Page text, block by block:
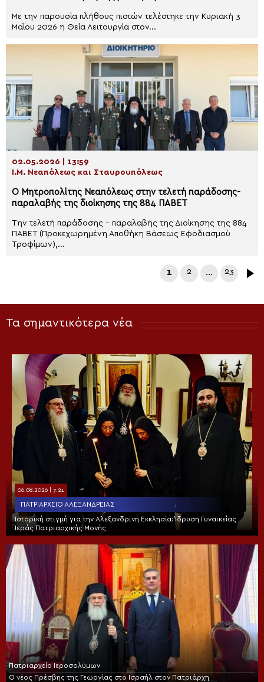
Με την παρουσία πλήθους πιστών τελέστηκε την Κυριακή 3
Μαΐου 2026 η Θεία Λειτουργία στον...
02.05.2026 | 13:59
Ι.Μ. Νεαπόλεως και Σταυρουπόλεως
Ο Μητροπολίτης Νεαπόλεως στην τελετή παράδοσης-
παραλαβής της διοίκησης της 884 ΠΑΒΕΤ
Την τελετή παράδοσης – παραλαβής της Διοίκησης της 884
ΠΑΒΕΤ (Προκεχωρημένη Αποθήκη Βάσεως Εφοδιασμού
Τροφίμων),...
1 2 … 23
Τα σημαντικότερα νέα
06.08.2026 | 7:21
ΠΑΤΡΙΑΡΧΕΊΟ ΑΛΕΞΑΝΔΡΕΊΑΣ
Ιστορική στιγμή για την Αλεξανδρινή Εκκλησία: Ίδρυση Γυναικείας
Ιεράς Πατριαρχικής Μονής
Πατριαρχείο Ιεροσολύμων
Ο νέος Πρέσβης της Γεωργίας στο Ισραήλ στον Πατριάρχη